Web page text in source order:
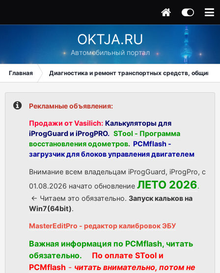
OKTJA.RU
Автомобильный портал
Главная Диагностика и ремонт транспортных средств, общий
Рекламные объявления:
Продажи от Vasilich: Калькуляторы для
iProgGuard и iProgPRO. STool - Программа
восстановления одометров. PCMflash -
загрузчик для блоков управления двигателем
Внимание всем владельцам iProgGuard, iProgPro, с
01.08.2026 начато обновление ЛЕТО 2026.
<- Читаем это обязательно. Запуск кальков на
Win7(64bit).
MasterEditPro - редактор калибровок ЭБУ
Важная информация по PCMflash, читать
обязательно.
По оплате STool и
PCMflash - читать внимательно, потом не